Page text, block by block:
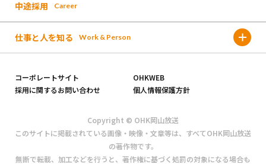
これからのOHK
募集要項 /新卒採用
採用フロー/新卒採用
よくある質問/新卒採用
中途採用 Career
仕事と人を知る Work & Person
コーポレートサイト
OHKWEB
採用に関するお問い合わせ
個人情報保護方針
Copyright © OHK岡山放送
このサイトに掲載されている画像・映像・文章等は、すべてOHK岡山放送
の著作物です。
無断で転載、加工などを行うと、著作権に基づく処罰の対象になる場合も